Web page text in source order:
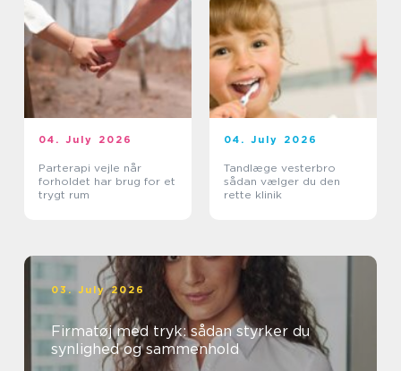
04. July 2026
Parterapi vejle når
forholdet har brug for et
trygt rum
04. July 2026
Tandlæge vesterbro
sådan vælger du den
rette klinik
03. July 2026
Firmatøj med tryk: sådan styrker du
synlighed og sammenhold